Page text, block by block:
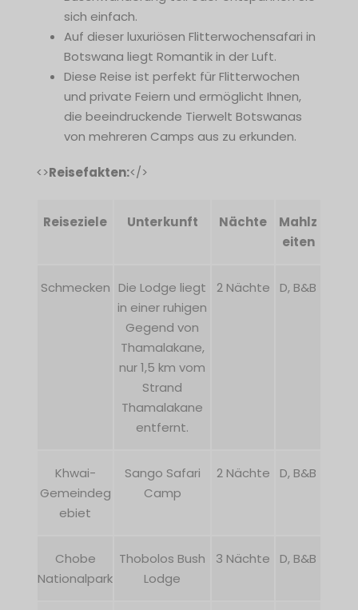
sich einfach.
Auf dieser luxuriösen Flitterwochensafari in
Botswana liegt Romantik in der Luft.
Diese Reise ist perfekt für Flitterwochen
und private Feiern und ermöglicht Ihnen,
die beeindruckende Tierwelt Botswanas
von mehreren Camps aus zu erkunden.
<>Reisefakten:</>
Reiseziele Unterkunft Nächte
Mahlz
eiten
Schmecken Die Lodge liegt
in einer ruhigen
Gegend von
Thamalakane,
nur 1,5 km vom
Strand
Thamalakane
entfernt.
2 Nächte D, B&B
Khwai-
Gemeindeg
ebiet
Sango Safari
Camp
2 Nächte D, B&B
Chobe
Nationalpark
Thobolos Bush
Lodge
3 Nächte D, B&B